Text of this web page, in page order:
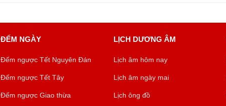
ĐẾM NGÀY
Đếm ngược Tết Nguyên Đán
Đếm ngược Tết Tây
Đếm ngược Giao thừa
LỊCH DƯƠNG ÂM
Lịch âm hôm nay
Lịch âm ngày mai
Lịch ông đồ